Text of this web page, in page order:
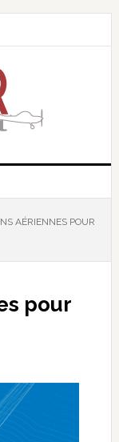
AÉRIENNES POUR
pour